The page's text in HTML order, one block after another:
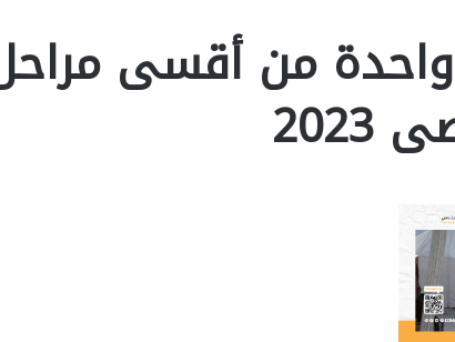
من أقسى